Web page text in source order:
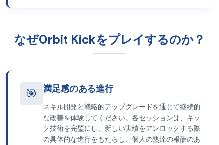
なぜOrbit Kickをプレイするのか？
🎯 満足感のある進行
スキル開発と戦略的アップグレードを通じて継続的
な改善を体験してください。各セッションは、キッ
ク技術を完璧にし、新しい実績をアンロックする際
の具体的な進行をもたらし、個人の熟達の報酬のあ